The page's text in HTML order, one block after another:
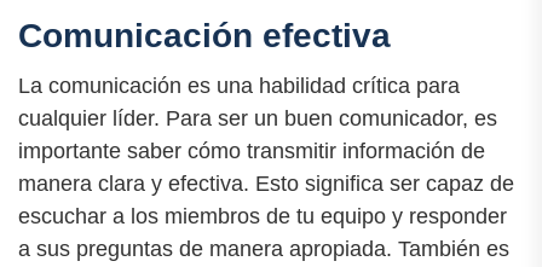
Comunicación efectiva
La comunicación es una habilidad crítica para
cualquier líder. Para ser un buen comunicador, es
importante saber cómo transmitir información de
manera clara y efectiva. Esto significa ser capaz de
escuchar a los miembros de tu equipo y responder
a sus preguntas de manera apropiada. También es